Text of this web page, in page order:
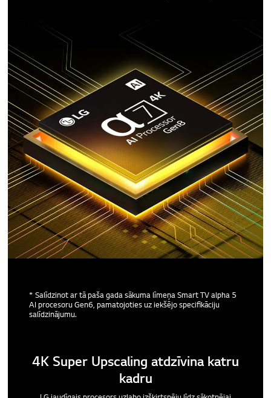
* Salīdzinot ar tā paša gada sākuma līmeņa Smart TV alpha 5
AI procesoru Gen6, pamatojoties uz iekšējo specifikāciju
salīdzinājumu.
4K Super Upscaling atdzīvina katru
kadru